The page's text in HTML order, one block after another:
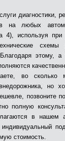
диагностики,
на любых
4), используя
этому, а
во сколько
но
позвоните
полную
в нашем
стоимость.